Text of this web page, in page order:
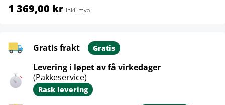
1 369,00 kr inkl. mva
Gratis frakt Gratis
Levering i løpet av få virkedager
(Pakkeservice)
Rask levering